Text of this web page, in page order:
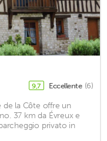
9,7 Eccellente (6)
de la Côte offre un
37 km da Évreux e
privato in